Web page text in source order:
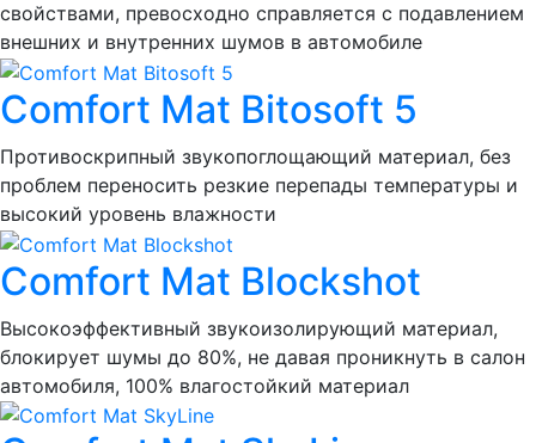
свойствами, превосходно справляется с подавлением
внешних и внутренних шумов в автомобиле
Comfort Mat Bitosoft 5
Противоскрипный звукопоглощающий материал, без
проблем переносить резкие перепады температуры и
высокий уровень влажности
Comfort Mat Blockshot
Высокоэффективный звукоизолирующий материал,
блокирует шумы до 80%, не давая проникнуть в салон
автомобиля, 100% влагостойкий материал